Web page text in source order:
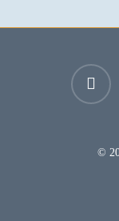
facebook
©